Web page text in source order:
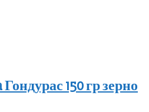
150 гр зерно